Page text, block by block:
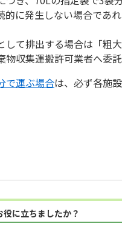
的に発生しない場合であ
して排出する場合は「
物収集運搬許可業者へ委
で運ぶ場合は、必ず各施
役に立ちましたか？